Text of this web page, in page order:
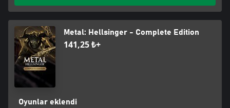
Dijital Binyıl Telif Hakkı Yasası ve Telif Hakkında Bilgi:
Şarkılar oyuna özel bestelendikleri, kaydedildikleri ve icra
edildiklerinden tamamen tarafımıza aittir. Olası ihlalleri önlemek
amacıyla içerik yaratıcıları için elimizden gelen her şeyi yapmış
bulunuyoruz.
Metal: Hellsinger - Complete Edition
141,25 ₺+
Oyunlar eklendi